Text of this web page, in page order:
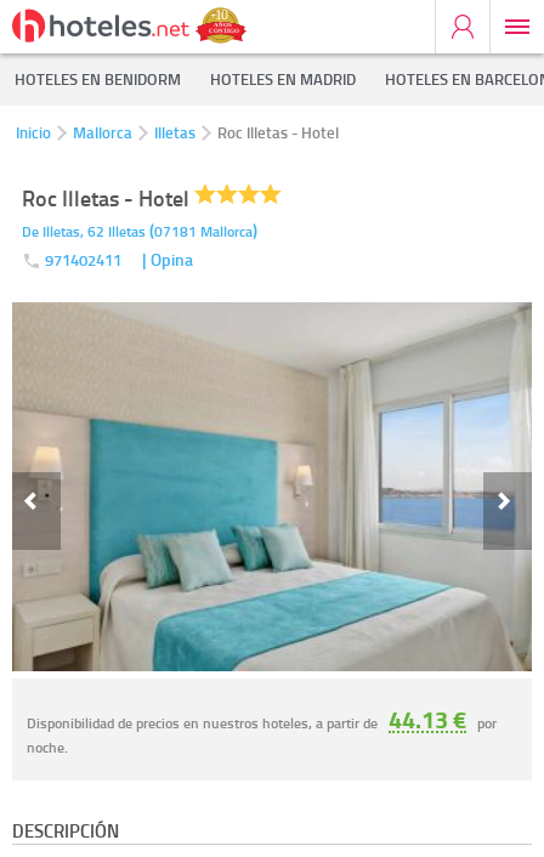
HOTELES EN BENIDORM HOTELES EN MADRID HOTELES EN
Inicio Mallorca Illetas Roc Illetas - Hotel
Roc Illetas - Hotel
De Illetas, 62 Illetas (07181 Mallorca)
971402411 | Opina
Disponibilidad de precios en nuestros hoteles, a partir de 44.13 € por
noche.
DESCRIPCIÓN